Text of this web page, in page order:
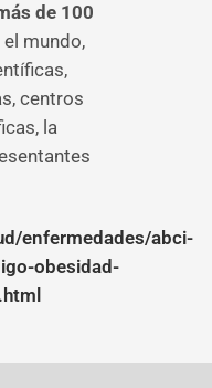
de 100
mundo,
centros
la
enfermedades/abci-
obesidad-